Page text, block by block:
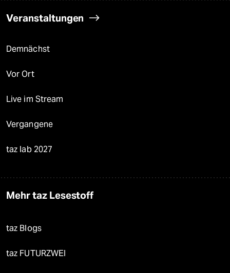
Veranstaltungen
Demnächst
Vor Ort
Live im Stream
Vergangene
taz lab 2027
Mehr taz Lesestoff
taz Blogs
taz FUTURZWEI